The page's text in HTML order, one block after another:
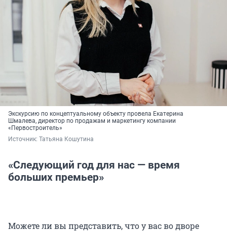
Экскурсию по концептуальному объекту провела Екатерина
Шмалева, директор по продажам и маркетингу компании
«Первостроитель»
Источник: Татьяна Кошутина
«Следующий год для нас — время
больших премьер»
Можете ли вы представить, что у вас во дворе